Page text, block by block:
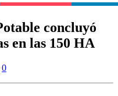
concluyó
en las 150 HA
0